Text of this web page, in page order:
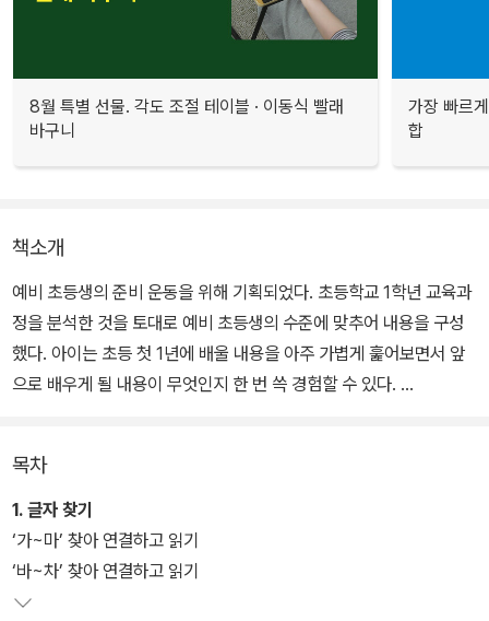
8월 특별 선물. 각도 조절 테이블 · 이동식 빨래
바구니
가장 빠르
합
책소개
예비 초등생의 준비 운동을 위해 기획되었다. 초등학교 1학년 교육과
정을 분석한 것을 토대로 예비 초등생의 수준에 맞추어 내용을 구성
했다. 아이는 초등 첫 1년에 배울 내용을 아주 가볍게 훑어보면서 앞
으로 배우게 될 내용이 무엇인지 한 번 쓱 경험할 수 있다.
오는 읽기 활동을 미리 한 번 경험해 볼 수 있는 내용들을 다루고 있
다. 글자 찾아 읽기, 낱말 완성하고 읽기, 문장 완성하고 소리 내어 읽
기, 긴 글 소리 내어 읽기, 장면 읽고 간단한 문제 풀기 등 다양한 읽기
활동을 하며 아이가 초등학교 국어 읽기 활동을 조금씩 맛볼 수 있도
록 하자.
목차
1. 글자 찾기
‘가~마’ 찾아 연결하고 읽기
‘바~차’ 찾아 연결하고 읽기